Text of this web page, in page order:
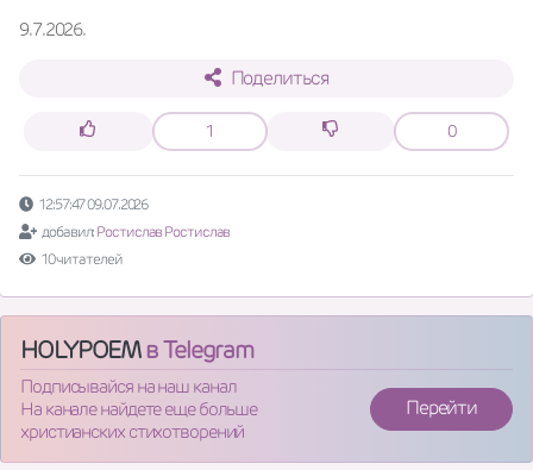
9.7.2026.
Поделиться
1 0
12:57:47 09.07.2026
добавил: Ростислав Ростислав
10 читателей
HOLYPOEMв Telegram
Подписывайся на наш канал
На канале найдете еще больше
христианских стихотворений
Перейти